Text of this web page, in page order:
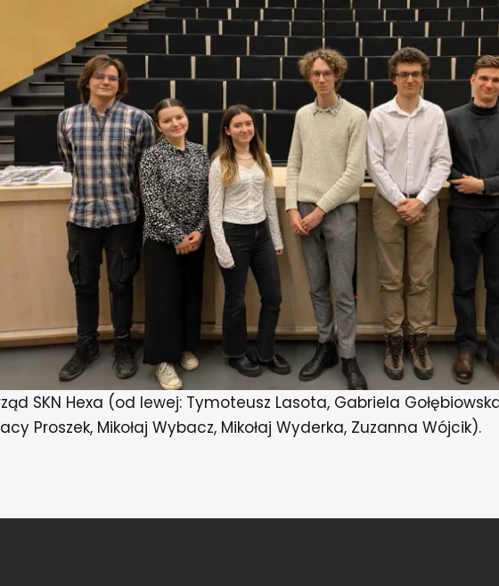
SKN Hexa (od lewej: Tymoteusz Lasota, Gabriela
Proszek, Mikołaj Wybacz, Mikołaj Wyderka, Zuzanna Wójcik).